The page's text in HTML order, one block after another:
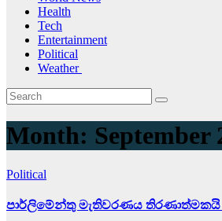
Health
Tech
Entertainment
Political
Weather
Month: September
Political
පාර්ලිමේන්තු මැතිවරණය තිරණාත්මකයි